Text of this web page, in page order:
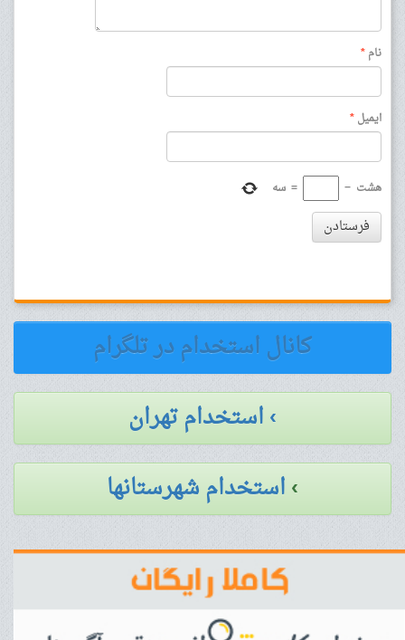
نام*
ایمیل*
هشت −
= سه
فرستادن
کانال استخدام در تلگرام
› استخدام تهران
›استخدام شهرستانها